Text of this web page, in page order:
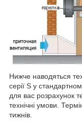
Нижче наводяться
серії S у
для вас розрахунок
технічні умови.
тижнів.